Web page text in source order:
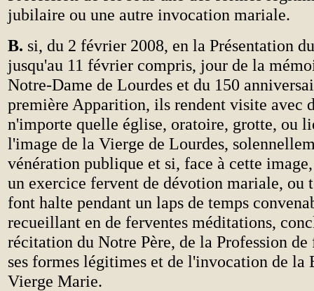
jubilaire ou une autre invocation mariale.
B. si, du 2 février 2008, en la Présentation
jusqu'au 11 février compris, jour de la
Notre-Dame de Lourdes et du 150
première Apparition, ils rendent visite avec
n'importe quelle église, oratoire, grotte, ou
l'image de la Vierge de Lourdes,
vénération publique et si, face à cette
un exercice fervent de dévotion mariale, ou
font halte pendant un laps de temps
recueillant en de ferventes méditations,
récitation du Notre Père, de la Profession de
ses formes légitimes et de l'invocation de la
Vierge Marie.